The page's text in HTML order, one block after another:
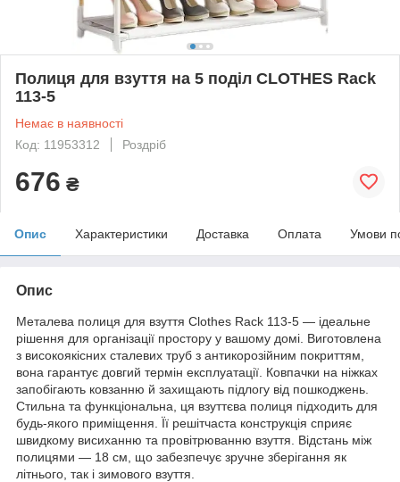
Полиця для взуття на 5 поділ CLOTHES Rack
113-5
Немає в наявності
Код: 11953312
Роздріб
676 ₴
Опис Характеристики Доставка Оплата Умови
Опис
Металева полиця для взуття Clothes Rack 113-5 — ідеальне
рішення для організації простору у вашому домі. Виготовлена
з високоякісних сталевих труб з антикорозійним покриттям,
вона гарантує довгий термін експлуатації. Ковпачки на ніжках
запобігають ковзанню й захищають підлогу від пошкоджень.
Стильна та функціональна, ця взуттєва полиця підходить для
будь-якого приміщення. Її решітчаста конструкція сприяє
швидкому висиханню та провітрюванню взуття. Відстань між
полицями — 18 см, що забезпечує зручне зберігання як
літнього, так і зимового взуття.